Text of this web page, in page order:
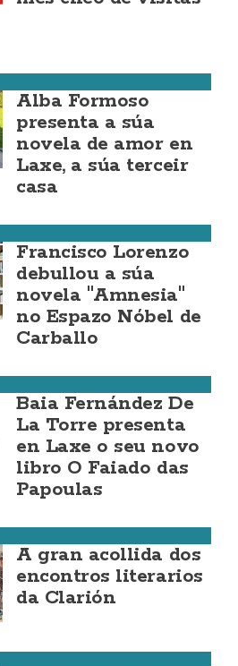
Alba Formoso
presenta a súa
novela de amor en
Laxe, a súa terceir
casa
Francisco Lorenzo
debullou a súa
novela "Amnesia"
no Espazo Nóbel de
Carballo
Baia Fernández De
La Torre presenta
en Laxe o seu novo
libro O Faiado das
Papoulas
A gran acollida dos
encontros literarios
da Clarión